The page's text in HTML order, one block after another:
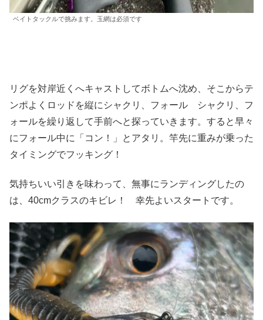
ベイトタックルで挑みます。玉網は必須です
リグを対岸近くへキャストしてボトムへ沈め、そこからテ
ンポよくロッドを縦にシャクリ、フォール シャクリ、フ
ォールを繰り返して手前へと探っていきます。すると早々
にフォール中に「コン！」とアタリ。竿先に重みが乗った
タイミングでフッキング！
気持ちいい引きを味わって、無事にランディングしたの
は、40cmクラスのキビレ！ 幸先よいスタートです。